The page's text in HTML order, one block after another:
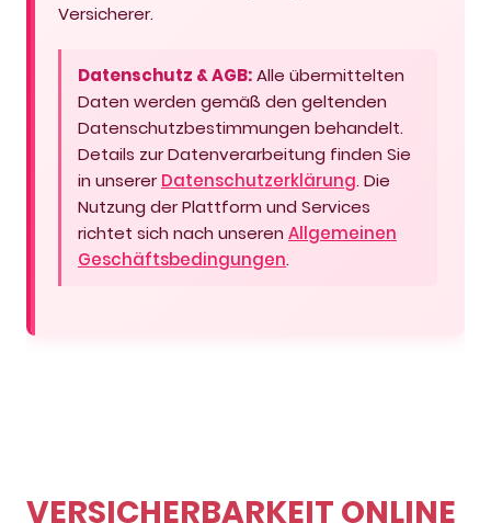
Versicherer.
Datenschutz & AGB:Alle übermittelten
Daten werden gemäß den geltenden
Datenschutzbestimmungen behandelt.
Details zur Datenverarbeitung finden Sie
in unsererDatenschutzerklärung. Die
Nutzung der Plattform und Services
richtet sich nach unseren Allgemeinen
Geschäftsbedingungen.
VERSICHERBARKEIT ONLINE